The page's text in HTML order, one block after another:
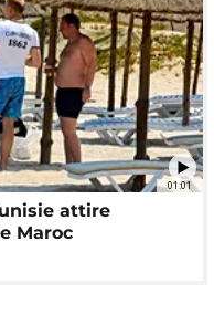
01:01
attire
Maroc